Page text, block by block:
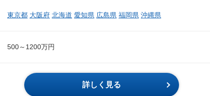
東京都 大阪府 北海道 愛知県 広島県 福岡県 沖縄県
500～1200万円
詳しく見る